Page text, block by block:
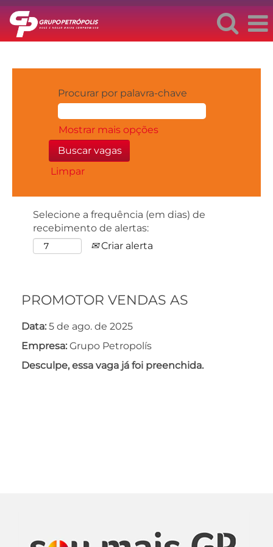
Procurar por palavra-chave
Mostrar mais opções
Limpar
Selecione a frequência (em dias) de
recebimento de alertas:
Criar alerta
PROMOTOR VENDAS AS
Data: 5 de ago. de 2025
Empresa: Grupo Petropolís
Desculpe, essa vaga já foi preenchida.